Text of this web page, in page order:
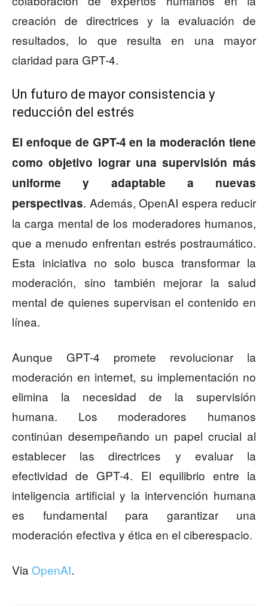
creación de directrices y la evaluación de
resultados, lo que resulta en una mayor
claridad para GPT-4.
Un futuro de mayor consistencia y
reducción del estrés
El enfoque de GPT-4 en la moderación tiene
como objetivo lograr una supervisión más
uniforme y adaptable a nuevas
perspectivas. Además, OpenAI espera reducir
la carga mental de los moderadores humanos,
que a menudo enfrentan estrés postraumático.
Esta iniciativa no solo busca transformar la
moderación, sino también mejorar la salud
mental de quienes supervisan el contenido en
línea.
Aunque GPT-4 promete revolucionar la
moderación en internet, su implementación no
elimina la necesidad de la supervisión
humana. Los moderadores humanos
continúan desempeñando un papel crucial al
establecer las directrices y evaluar la
efectividad de GPT-4. El equilibrio entre la
inteligencia artificial y la intervención humana
es fundamental para garantizar una
moderación efectiva y ética en el ciberespacio.
Via OpenAI.